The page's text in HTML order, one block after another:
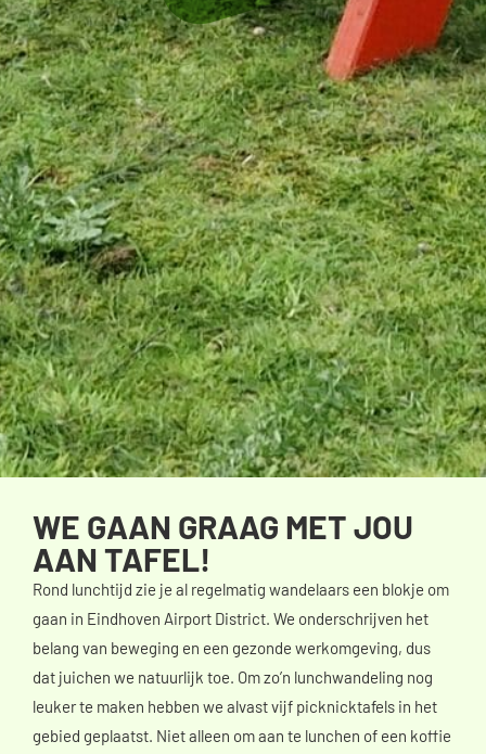
WE GAAN GRAAG MET JOU
AAN TAFEL!
Rond lunchtijd zie je al regelmatig wandelaars een blokje om
gaan in Eindhoven Airport District. We onderschrijven het
belang van beweging en een gezonde werkomgeving, dus
dat juichen we natuurlijk toe. Om zo’n lunchwandeling nog
leuker te maken hebben we alvast vijf picknicktafels in het
gebied geplaatst. Niet alleen om aan te lunchen of een koffie